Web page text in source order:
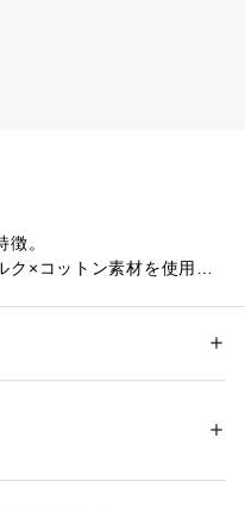
。
×コットン素材を使用し
トなシルエットです。
表示タグをご覧ください